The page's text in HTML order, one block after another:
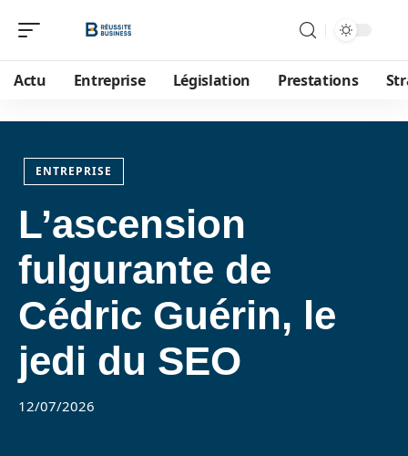
Actu Entreprise Législation Prestations
ENTREPRISE
L’ascension
fulgurante de
Cédric Guérin, le
jedi du SEO
12/07/2026